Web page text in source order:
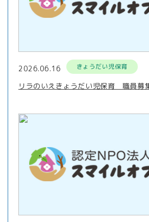
2026.06.16 きょうだい児保育
リラのいえきょうだい児保育 職員募